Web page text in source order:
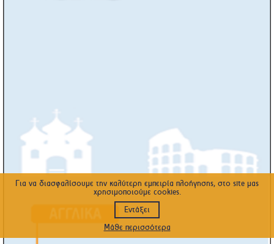
Για να διασφαλίσουμε την καλύτερη εμπειρία πλοήγησης, στο site μας
χρησιμοποιούμε cookies.
Εντάξει
Μάθε περισσότερα